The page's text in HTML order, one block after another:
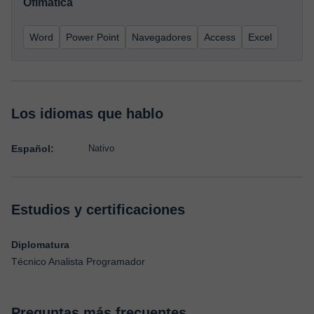
Ofimática
Word Power Point Navegadores Access Excel
Los idiomas que hablo
Español: Nativo
Estudios y certificaciones
Diplomatura
Técnico Analista Programador